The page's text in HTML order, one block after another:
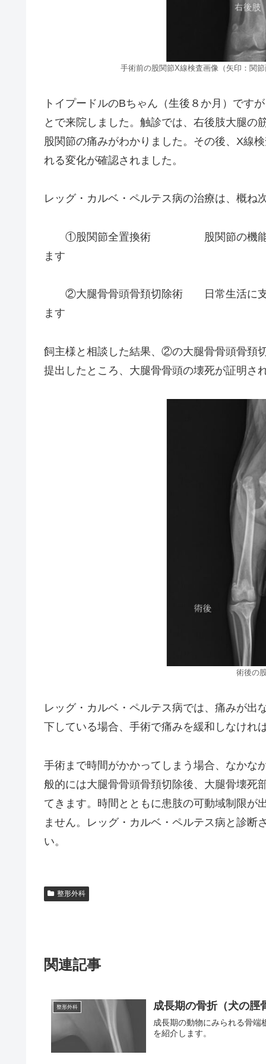
手術前の股関節X線検査画像（矢印：関
トイプードルのBちゃん（生後８か月）です
とで来院しました。触診では、右後肢大腿の
股関節の痛みがわかりました。その後、X線
れる変化が確認されました。
レッグ・カルベ・ペルテス病の治療は、概ね
①股関節全置換術 股関節の機能を温
ます
②大腿骨骨頭骨頚切除術 日常生活に支障
ます
飼主様と相談した結果、②の大腿骨骨頭骨頚
提出したところ、大腿骨骨頭の壊死が証明さ
術後の
レッグ・カルベ・ペルテス病では、痛みが出
下している場合、手術で痛みを緩和しなけれ
手術まで時間がかかってしまう場合、なかな
般的には大腿骨骨頭骨頚切除後、大腿骨壊死
てきます。時間とともに患肢の可動域制限が
ません。レッグ・カルベ・ペルテス病と診
い。
整形外科
関連記事
整形外科 成長期の骨折（犬の脛
成長期の動物にみられる骨端
を紹介します。